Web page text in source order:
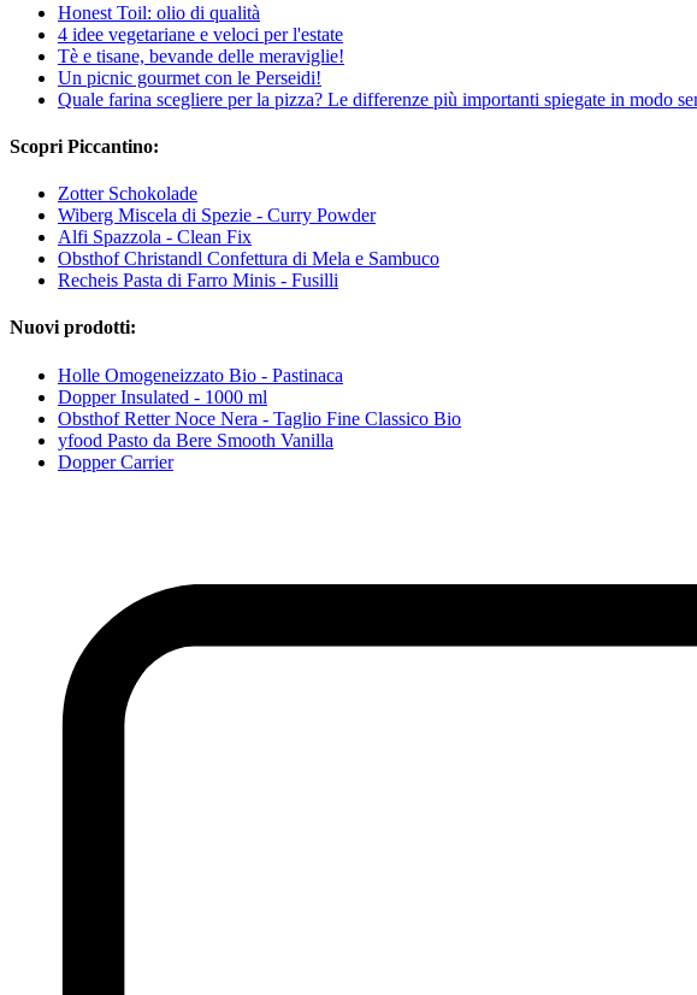
Honest Toil: olio di qualità
4 idee vegetariane e veloci per l'estate
Tè e tisane, bevande delle meraviglie!
Un picnic gourmet con le Perseidi!
Quale farina scegliere per la pizza? Le differenze più importanti spiegate in modo
Scopri Piccantino:
Zotter Schokolade
Wiberg Miscela di Spezie - Curry Powder
Alfi Spazzola - Clean Fix
Obsthof Christandl Confettura di Mela e Sambuco
Recheis Pasta di Farro Minis - Fusilli
Nuovi prodotti:
Holle Omogeneizzato Bio - Pastinaca
Dopper Insulated - 1000 ml
Obsthof Retter Noce Nera - Taglio Fine Classico Bio
yfood Pasto da Bere Smooth Vanilla
Dopper Carrier